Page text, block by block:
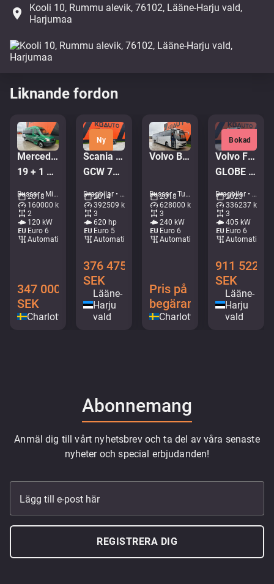
place
Kooli 10, Rummu alevik, 76102, Lääne-Harju vald,
Harjumaa
Liknande fordon
Mercedes-Benz Sprinter 516 CDI
19 + 1 PLATSER/RULLSTOLSLYFT
Bussar - Minibuss • M306-8993
2018
160000 km
2
120 kW
Euro 6
Automatisk
347 000
SEK
Charlottenberg
Ny
Scania R620 6x4
GCW 78T / RETARDER / HYDRAULICS
Dragbilar • M332-7661
2014
392509 km
3
620 hp
Euro 5
Automatisk
376 475
SEK
Lääne-
Harju
vald
Volvo B8R 9700 H 6x2*4
Bussar - Turistbuss • M384-5615
2018
628000 km
3
240 kW
Euro 6
Automatisk
Pris på
begäran
Charlottenberg
Bokad
Volvo FH 540 6x2
GLOBE XL / RETARDER / DOUBLE BOGIE
Dragbilar • M075-6603
2023
336237 km
3
405 kW
Euro 6
Automatisk
911 522
SEK
Lääne-
Harju
vald
Abonnemang
Anmäl dig till vårt nyhetsbrev och ta del av våra senaste
nyheter och special erbjudanden!
Lägg till e-post här
REGISTRERA DIG